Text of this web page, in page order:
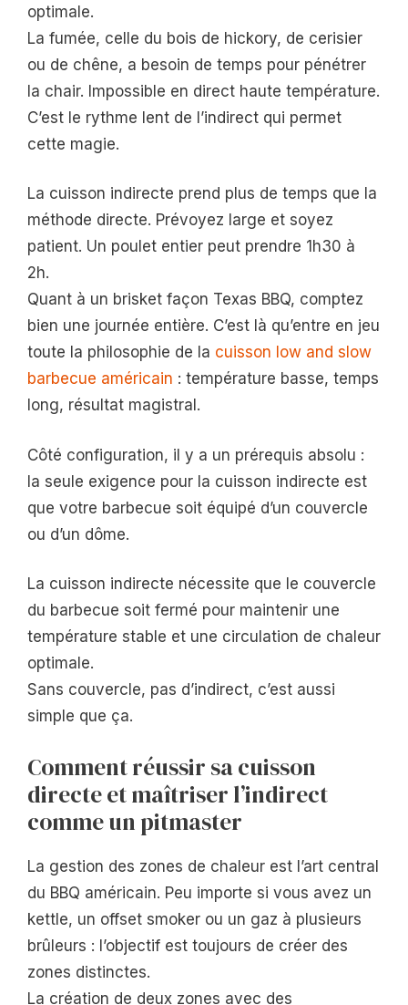
optimale.
La fumée, celle du bois de hickory, de cerisier
ou de chêne, a besoin de temps pour pénétrer
la chair. Impossible en direct haute température.
C’est le rythme lent de l’indirect qui permet
cette magie.
La cuisson indirecte prend plus de temps que la
méthode directe. Prévoyez large et soyez
patient. Un poulet entier peut prendre 1h30 à
2h.
Quant à un brisket façon Texas BBQ, comptez
bien une journée entière. C’est là qu’entre en jeu
toute la philosophie de la cuisson low and slow
barbecue américain : température basse, temps
long, résultat magistral.
Côté configuration, il y a un prérequis absolu :
la seule exigence pour la cuisson indirecte est
que votre barbecue soit équipé d’un couvercle
ou d’un dôme.
La cuisson indirecte nécessite que le couvercle
du barbecue soit fermé pour maintenir une
température stable et une circulation de chaleur
optimale.
Sans couvercle, pas d’indirect, c’est aussi
simple que ça.
Comment réussir sa cuisson
directe et maîtriser l’indirect
comme un pitmaster
La gestion des zones de chaleur est l’art central
du BBQ américain. Peu importe si vous avez un
kettle, un offset smoker ou un gaz à plusieurs
brûleurs : l’objectif est toujours de créer des
zones distinctes.
La création de deux zones avec des